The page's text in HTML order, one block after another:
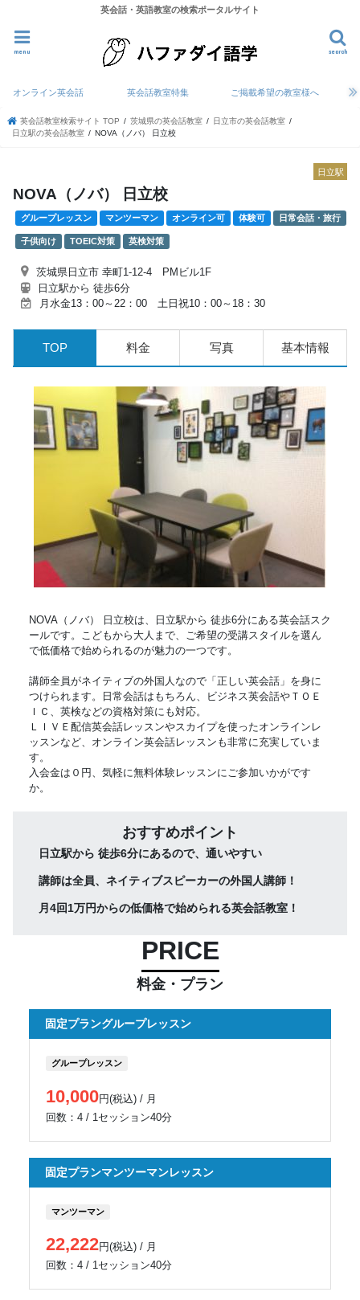
英会話・英語教室の検索ポータルサイト
search
menu
オンライン英会話 英会話教室特集 ご掲載希望の教室様へ
英会話教室検索サイト TOP 茨城県の英会話教室
日立市の英会話教室
日立駅の英会話教室
NOVA（ノバ） 日立校
日立駅
NOVA（ノバ） 日立校
グループレッスン マンツーマン オンライン可 体験可 日常会話・旅行
子供向け TOEIC対策 英検対策
茨城県日立市 幸町1-12-4 PMビル1F
日立駅から 徒歩6分
月水金13：00～22：00 土日祝10：00～18：30
TOP 料金 写真 基本情報
NOVA（ノバ） 日立校は、日立駅から 徒歩6分にある英会話スク
ールです。こどもから大人まで、ご希望の受講スタイルを選ん
で低価格で始められるのが魅力の一つです。
講師全員がネイティブの外国人なので「正しい英会話」を身に
つけられます。日常会話はもちろん、ビジネス英会話やＴＯＥ
ＩＣ、英検などの資格対策にも対応。
ＬＩＶＥ配信英会話レッスンやスカイプを使ったオンラインレ
ッスンなど、オンライン英会話レッスンも非常に充実していま
す。
入会金は０円、気軽に無料体験レッスンにご参加いかがです
か。
おすすめポイント
日立駅から 徒歩6分にあるので、通いやすい
講師は全員、ネイティブスピーカーの外国人講師！
月4回1万円からの低価格で始められる英会話教室！
PRICE
料金・プラン
固定プラングループレッスン
グループレッスン
10,000円(税込) / 月
回数：4 / 1セッション40分
固定プランマンツーマンレッスン
マンツーマン
22,222円(税込) / 月
回数：4 / 1セッション40分